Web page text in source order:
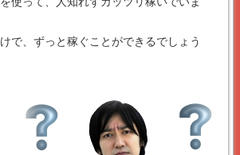
で、ずっと稼ぐことができるでしょう